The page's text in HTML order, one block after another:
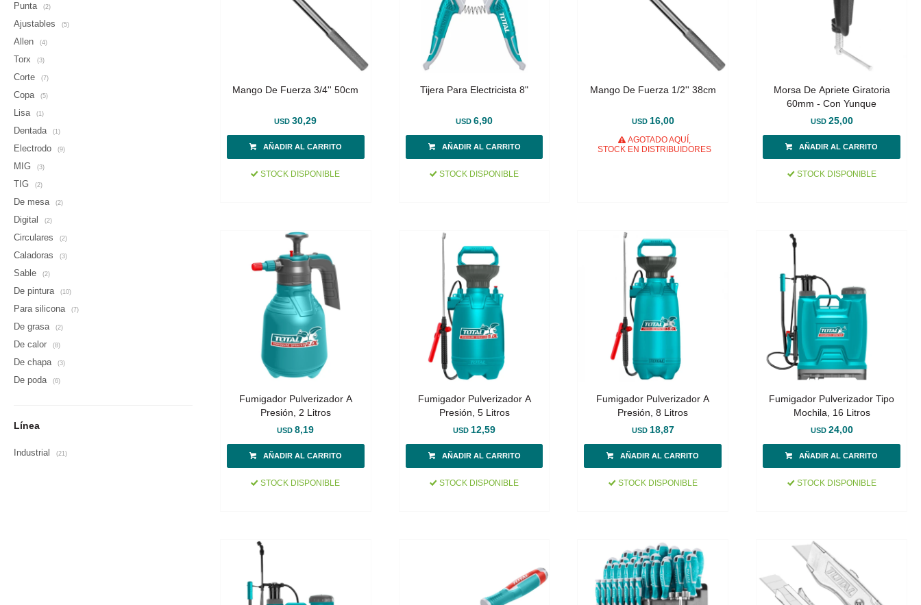
Mango De Fuerza 3/4'' 50cm
USD 30,29
STOCK DISPONIBLE
Tijera Para Electricista 8"
USD 6,90
STOCK DISPONIBLE
Mango De Fuerza 1/2'' 38cm
USD 16,00
AGOTADO AQUÍ,
STOCK EN DISTRIBUIDORES
Morsa De Apriete Giratoria
60mm - Con Yunque
USD 25,00
STOCK DISPONIBLE
Fumigador Pulverizador A
Presión, 2 Litros
USD 8,19
STOCK DISPONIBLE
Fumigador Pulverizador A
Presión, 5 Litros
USD 12,59
STOCK DISPONIBLE
Fumigador Pulverizador A
Presión, 8 Litros
USD 18,87
STOCK DISPONIBLE
Fumigador Pulverizador Tipo
Mochila, 16 Litros
USD 24,00
STOCK DISPONIBLE
Punta (2)
Ajustables (5)
Allen (4)
Torx (3)
Corte (7)
Copa (5)
Lisa (1)
Dentada (1)
Electrodo (9)
MIG (3)
TIG (2)
De mesa (2)
Digital (2)
Circulares (2)
Caladoras (3)
Sable (2)
De pintura (10)
Para silicona (7)
De grasa (2)
De calor (8)
De chapa (3)
De poda (6)
Línea
Industrial (21)